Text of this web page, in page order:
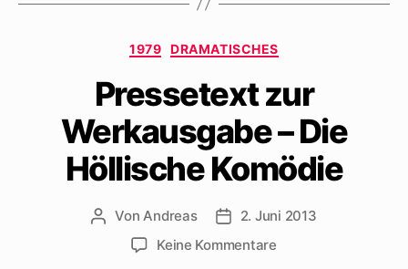
Kategorien
1979 DRAMATISCHES
Pressetext zur
Werkausgabe – Die
Höllische Komödie
Beitragsautor
VonAndreas Beitragsdatum
2. Juni 2013
Keine Kommentarezu